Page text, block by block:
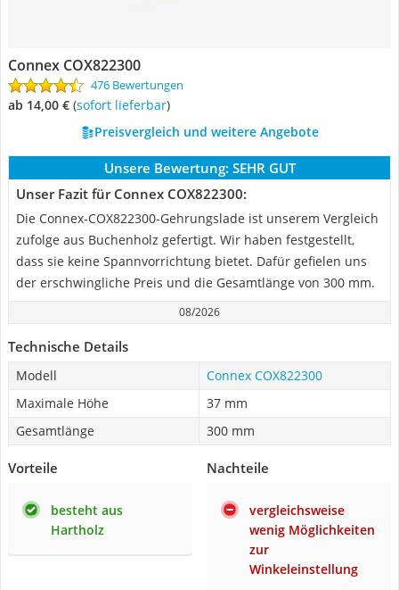
Connex COX822300
476 Bewertungen
ab 14,00 € ( Sofort lieferbar)
Preisvergleich und weitere Angebote
Unsere Bewertung: SEHR GUT
Unser Fazit für Connex COX822300:
Die Connex-COX822300-Gehrungslade ist unserem Vergleich
zufolge aus Buchenholz gefertigt. Wir haben festgestellt,
dass sie keine Spannvorrichtung bietet. Dafür gefielen uns
der erschwingliche Preis und die Gesamtlänge von 300 mm.
08/2026
Technische Details
Modell
Connex COX822300
Maximale Höhe
37 mm
Gesamtlänge
300 mm
Vorteile
besteht aus
Hartholz
Nachteile
vergleichsweise
wenig Möglichkeiten
zur
Winkeleinstellung